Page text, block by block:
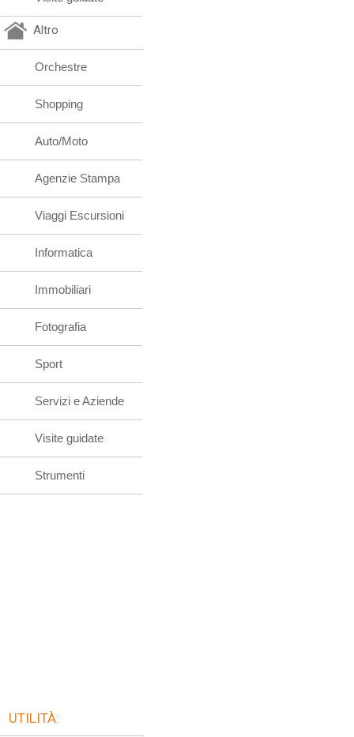
Altro
Orchestre
Shopping
Auto/Moto
Agenzie Stampa
Viaggi Escursioni
Informatica
Immobiliari
Fotografia
Sport
Servizi e Aziende
Visite guidate
Strumenti
UTILITÀ: